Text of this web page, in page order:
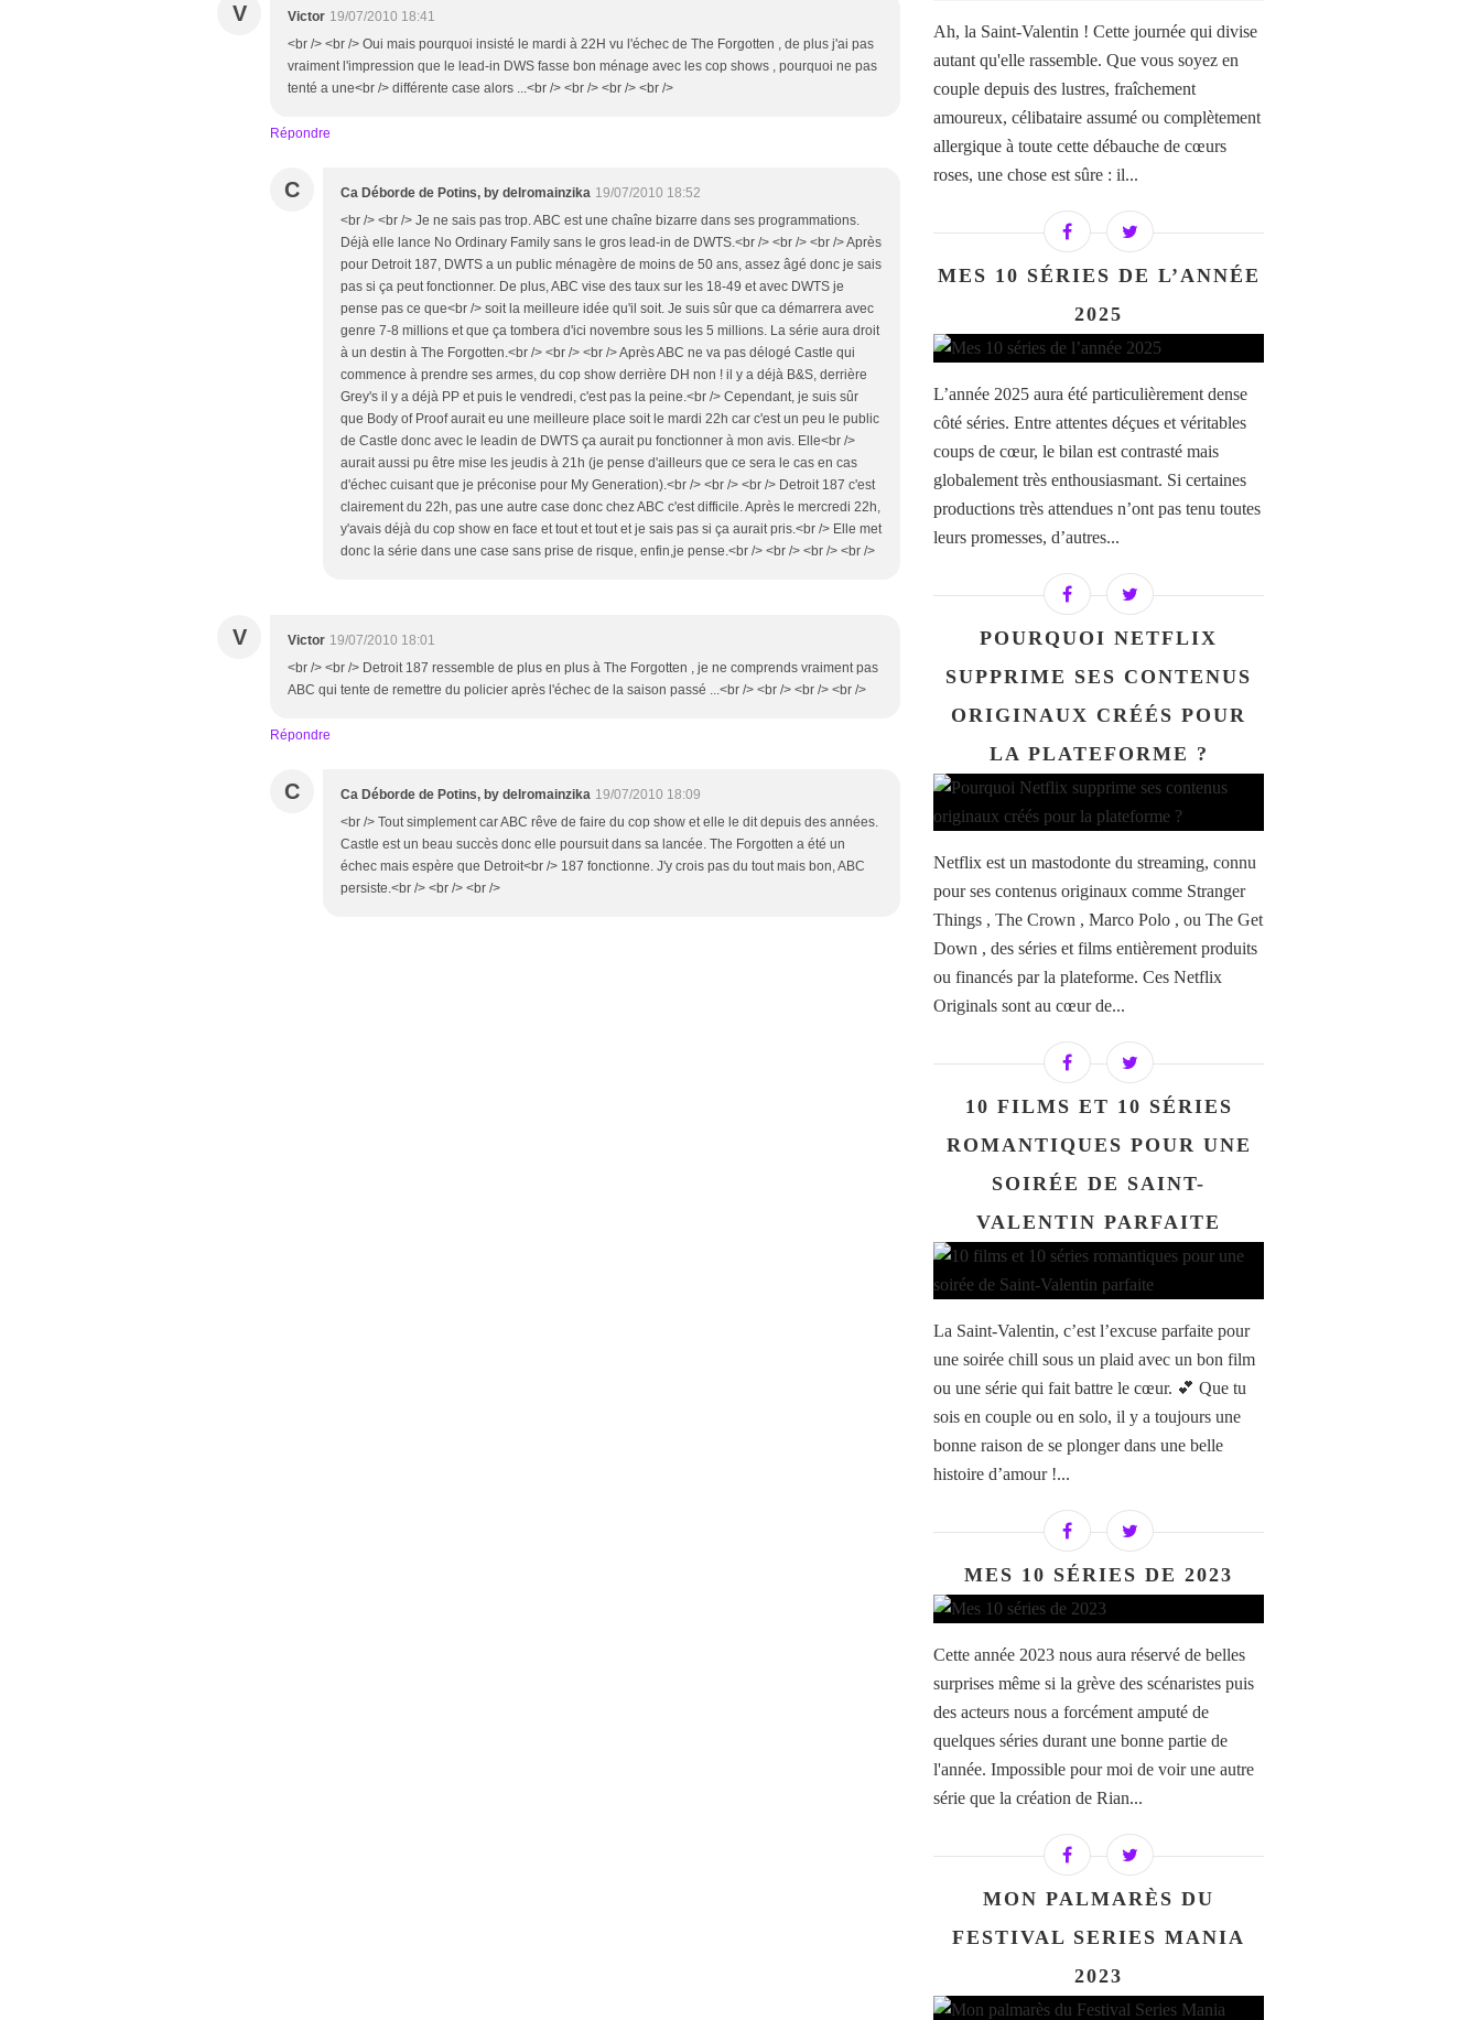
V Victor 19/07/2010 18:41
<br /> <br /> Oui mais pourquoi insisté le mardi à 22H vu l'échec de The Forgotten , de plus j'ai pas
vraiment l'impression que le lead-in DWS fasse bon ménage avec les cop shows , pourquoi ne pas
tenté a une<br /> différente case alors ...<br /> <br /> <br /> <br />
Répondre
C Ca Déborde de Potins, by delromainzika 19/07/2010 18:52
<br /> <br /> Je ne sais pas trop. ABC est une chaîne bizarre dans ses programmations.
Déjà elle lance No Ordinary Family sans le gros lead-in de DWTS.<br /> <br /> <br /> Après
pour Detroit 187, DWTS a un public ménagère de moins de 50 ans, assez âgé donc je sais
pas si ça peut fonctionner. De plus, ABC vise des taux sur les 18-49 et avec DWTS je
pense pas ce que<br /> soit la meilleure idée qu'il soit. Je suis sûr que ca démarrera avec
genre 7-8 millions et que ça tombera d'ici novembre sous les 5 millions. La série aura droit
à un destin à The Forgotten.<br /> <br /> <br /> Après ABC ne va pas délogé Castle qui
commence à prendre ses armes, du cop show derrière DH non ! il y a déjà B&S, derrière
Grey's il y a déjà PP et puis le vendredi, c'est pas la peine.<br /> Cependant, je suis sûr
que Body of Proof aurait eu une meilleure place soit le mardi 22h car c'est un peu le public
de Castle donc avec le leadin de DWTS ça aurait pu fonctionner à mon avis. Elle<br />
aurait aussi pu être mise les jeudis à 21h (je pense d'ailleurs que ce sera le cas en cas
d'échec cuisant que je préconise pour My Generation).<br /> <br /> <br /> Detroit 187 c'est
clairement du 22h, pas une autre case donc chez ABC c'est difficile. Après le mercredi 22h,
y'avais déjà du cop show en face et tout et tout et je sais pas si ça aurait pris.<br /> Elle met
donc la série dans une case sans prise de risque, enfin,je pense.<br /> <br /> <br /> <br />
V Victor 19/07/2010 18:01
<br /> <br /> Detroit 187 ressemble de plus en plus à The Forgotten , je ne comprends vraiment pas
ABC qui tente de remettre du policier après l'échec de la saison passé ...<br /> <br /> <br /> <br />
Répondre
C Ca Déborde de Potins, by delromainzika 19/07/2010 18:09
<br /> Tout simplement car ABC rêve de faire du cop show et elle le dit depuis des années.
Castle est un beau succès donc elle poursuit dans sa lancée. The Forgotten a été un
échec mais espère que Detroit<br /> 187 fonctionne. J'y crois pas du tout mais bon, ABC
persiste.<br /> <br /> <br />
Ah, la Saint-Valentin ! Cette journée qui divise
autant qu'elle rassemble. Que vous soyez en
couple depuis des lustres, fraîchement
amoureux, célibataire assumé ou complètement
allergique à toute cette débauche de cœurs
roses, une chose est sûre : il...
MES 10 SÉRIES DE L’ANNÉE
2025
L’année 2025 aura été particulièrement dense
côté séries. Entre attentes déçues et véritables
coups de cœur, le bilan est contrasté mais
globalement très enthousiasmant. Si certaines
productions très attendues n’ont pas tenu toutes
leurs promesses, d’autres...
POURQUOI NETFLIX
SUPPRIME SES CONTENUS
ORIGINAUX CRÉÉS POUR
LA PLATEFORME ?
Netflix est un mastodonte du streaming, connu
pour ses contenus originaux comme Stranger
Things , The Crown , Marco Polo , ou The Get
Down , des séries et films entièrement produits
ou financés par la plateforme. Ces Netflix
Originals sont au cœur de...
10 FILMS ET 10 SÉRIES
ROMANTIQUES POUR UNE
SOIRÉE DE SAINT-
VALENTIN PARFAITE
La Saint-Valentin, c’est l’excuse parfaite pour
une soirée chill sous un plaid avec un bon film
ou une série qui fait battre le cœur. 💕 Que tu
sois en couple ou en solo, il y a toujours une
bonne raison de se plonger dans une belle
histoire d’amour !...
MES 10 SÉRIES DE 2023
Cette année 2023 nous aura réservé de belles
surprises même si la grève des scénaristes puis
des acteurs nous a forcément amputé de
quelques séries durant une bonne partie de
l'année. Impossible pour moi de voir une autre
série que la création de Rian...
MON PALMARÈS DU
FESTIVAL SERIES MANIA
2023